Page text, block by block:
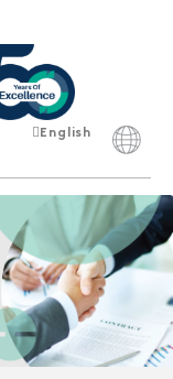
English
Français